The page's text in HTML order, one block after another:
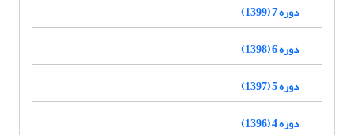
دوره 7 (1399)
دوره 6 (1398)
دوره 5 (1397)
دوره 4 (1396)